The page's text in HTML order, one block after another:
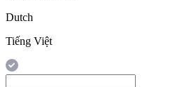
Dutch
Tiếng Việt